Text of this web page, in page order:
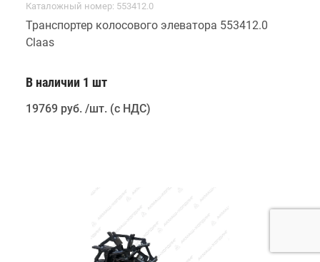
Каталожный номер: 553412.0
Транспортер колосового элеватора 553412.0
Claas
В наличии 1 шт
19769 руб. /шт. (с НДС)